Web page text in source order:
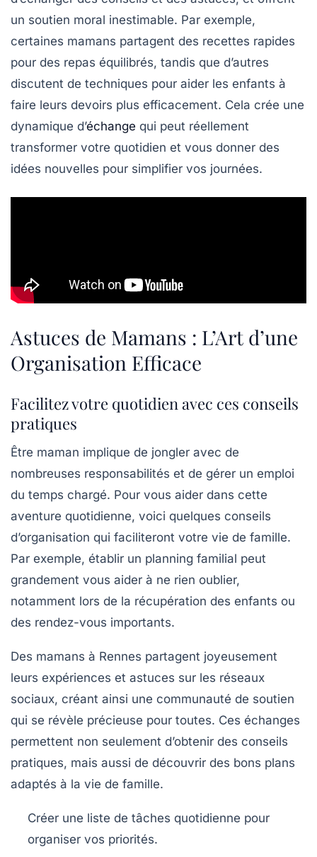
un soutien moral inestimable. Par exemple,
certaines mamans partagent des recettes rapides
pour des repas équilibrés, tandis que d’autres
discutent de techniques pour aider les enfants à
faire leurs devoirs plus efficacement. Cela crée une
dynamique d’échange qui peut réellement
transformer votre quotidien et vous donner des
idées nouvelles pour simplifier vos journées.
Astuces de Mamans : L’Art d’une
Organisation Efficace
Facilitez votre quotidien avec ces conseils
pratiques
Être maman implique de jongler avec de
nombreuses responsabilités et de gérer un emploi
du temps chargé. Pour vous aider dans cette
aventure quotidienne, voici quelques conseils
d’organisation qui faciliteront votre vie de famille.
Par exemple, établir un planning familial peut
grandement vous aider à ne rien oublier,
notamment lors de la récupération des enfants ou
des rendez-vous importants.
Des mamans à Rennes partagent joyeusement
leurs expériences et astuces sur les réseaux
sociaux, créant ainsi une communauté de soutien
qui se révèle précieuse pour toutes. Ces échanges
permettent non seulement d’obtenir des conseils
pratiques, mais aussi de découvrir des bons plans
adaptés à la vie de famille.
Créer une liste de tâches quotidienne pour
organiser vos priorités.